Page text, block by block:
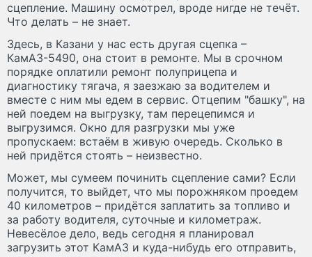
сцепление. Машину осмотрел, вроде нигде не течёт.
Что делать – не знает.
Здесь, в Казани у нас есть другая сцепка –
КамАЗ-5490, она стоит в ремонте. Мы в срочном
порядке оплатили ремонт полуприцепа и
диагностику тягача, я заезжаю за водителем и
вместе с ним мы едем в сервис. Отцепим "башку", на
ней поедем на выгрузку, там перецепимся и
выгрузимся. Окно для разгрузки мы уже
пропускаем: встаём в живую очередь. Сколько в
ней придётся стоять – неизвестно.
Может, мы сумеем починить сцепление сами? Если
получится, то выйдет, что мы порожняком проедем
40 километров – придётся заплатить за топливо и
за работу водителя, суточные и километраж.
Невесёлое дело, ведь сегодня я планировал
загрузить этот КамАЗ и куда-нибудь его отправить,